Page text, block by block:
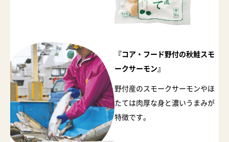
『コア・フード野付の秋鮭スモ
ークサーモン』
野付産のスモークサーモンやほ
たては肉厚な身と濃いうまみが
特徴です。